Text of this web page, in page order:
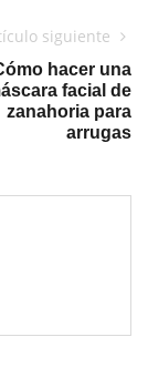
siguiente
hacer una
facial de
zanahoria para
arrugas